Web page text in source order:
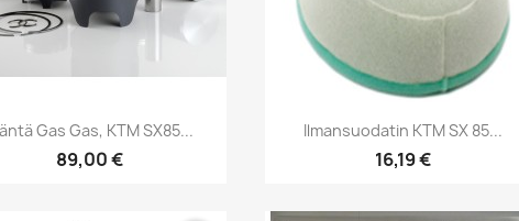
Pikakatselu
Gas Gas, KTM SX85...
89,00 €
Pikakatselu
Ilmansuodatin KTM SX 85...
16,19 €